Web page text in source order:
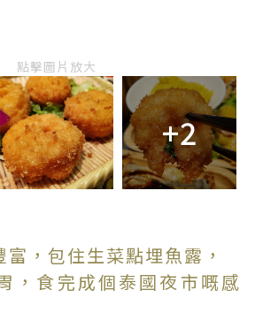
點擊圖片放大
+2
，包住生菜點埋魚露，
，食完成個泰國夜市嘅感